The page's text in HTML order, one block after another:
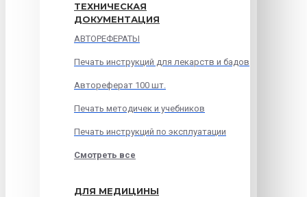
ТЕХНИЧЕСКАЯ
ДОКУМЕНТАЦИЯ
АВТОРЕФЕРАТЫ
Печать инструкций для лекарств и бадов
Автореферат 100 шт.
Печать методичек и учебников
Печать инструкций по эксплуатации
Смотреть все
ДЛЯ МЕДИЦИНЫ